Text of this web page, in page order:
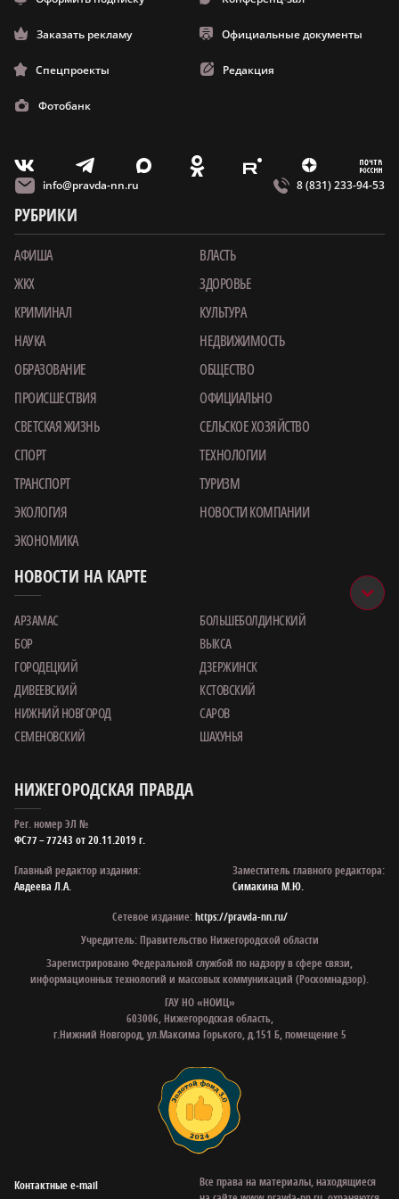
Заказать рекламу Официальные документы
Спецпроекты Редакция
Фотобанк
V T X O E Z m
info@pravda-nn.ru 8 (831) 233-94-53
РУБРИКИ
АФИША
ВЛАСТЬ
ЖКХ
ЗДОРОВЬЕ
КРИМИНАЛ
КУЛЬТУРА
НАУКА
НЕДВИЖИМОСТЬ
ОБРАЗОВАНИЕ
ОБЩЕСТВО
ПРОИСШЕСТВИЯ
ОФИЦИАЛЬНО
СВЕТСКАЯ ЖИЗНЬ
СЕЛЬСКОЕ ХОЗЯЙСТВО
СПОРТ
ТЕХНОЛОГИИ
ТРАНСПОРТ
ТУРИЗМ
ЭКОЛОГИЯ
НОВОСТИ КОМПАНИИ
ЭКОНОМИКА
НОВОСТИ НА КАРТЕ
АРЗАМАС
БОЛЬШЕБОЛДИНСКИЙ
БОР
ВЫКСА
ГОРОДЕЦКИЙ
ДЗЕРЖИНСК
ДИВЕЕВСКИЙ
КСТОВСКИЙ
НИЖНИЙ НОВГОРОД
САРОВ
СЕМЕНОВСКИЙ
ШАХУНЬЯ
НИЖЕГОРОДСКАЯ ПРАВДА
Рег. номер ЭЛ №
ФС77 – 77243 от 20.11.2019 г.
Главный редактор издания:
Авдеева Л.А.
Заместитель главного редактора:
Симакина М.Ю.
Сетевое издание:https://pravda-nn.ru/
Учредитель: Правительство Нижегородской области
Зарегистрировано Федеральной службой по надзору в сфере связи,
информационных технологий и массовых коммуникаций (Роскомнадзор).
ГАУ НО «НОИЦ»
603006, Нижегородская область,
г.Нижний Новгород, ул.Максима Горького, д.151 Б, помещение 5
Контактные e‑mail
Все права на материалы, находящиеся